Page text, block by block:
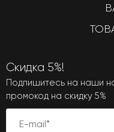
Скидка 5%!
Подпишитесь на наши
промокод на скидку 5%